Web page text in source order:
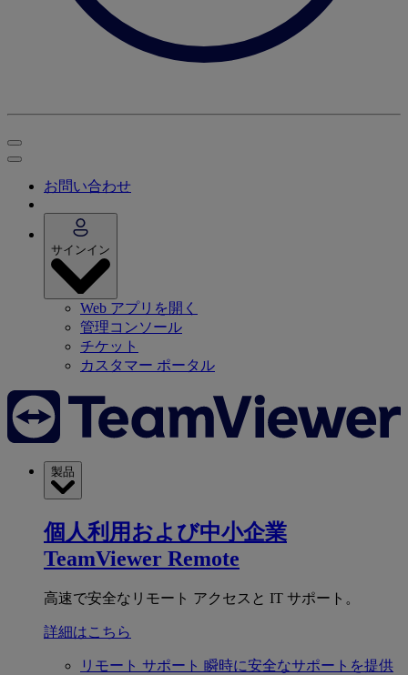
お問い合わせ
サインイン
Web アプリを開く
管理コンソール
チケット
カスタマー ポータル
製品
個人利用および中小企業
TeamViewer Remote
高速で安全なリモート アクセスと IT サポート。
詳細はこちら
リモート サポート 瞬時に安全なサポートを提供